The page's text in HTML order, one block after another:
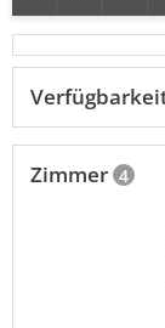
Zimmer 4